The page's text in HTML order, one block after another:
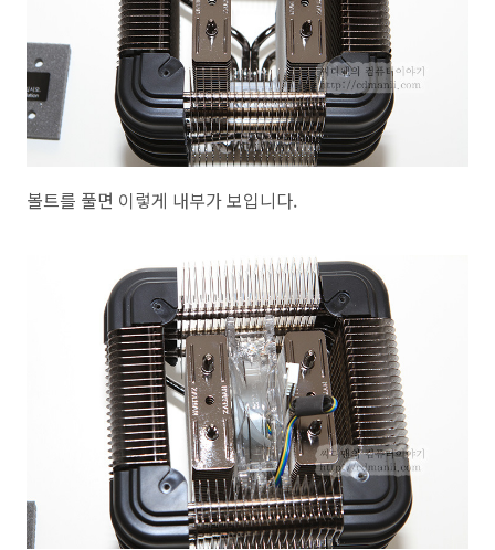
볼트를 풀면 이렇게 내부가 보입니다.